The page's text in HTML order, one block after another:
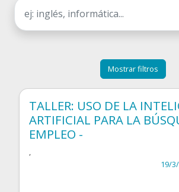
Mostrar filtros
TALLER: USO DE LA
ARTIFICIAL PARA LA
EMPLEO -
,
19/